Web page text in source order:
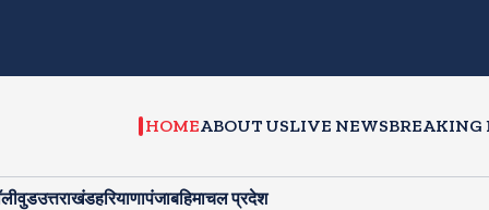
HOMEABOUT USLIVE NEWSBREAKING
उत्तराखंडहरियाणापंजाबहिमाचल प्रदेश